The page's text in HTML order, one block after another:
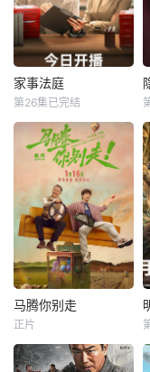
凶，她以婢女之身
周旋于一众嫔妃之
间，更联合太医弟
弟顾玹智斗后宫各
方势力，于九重宫
阙步步为营，与帝
交锋中悄然重续
【嘿叭电影
家事法庭
黄璐
青年法官沈谢秩携
手律师秦睿，与舒
静、胡艾溪、陈向
辉等法律同侪深入
基层工作，为人民
群众解决亲子矛
盾、婚姻困境等纷
繁的社会、家庭问
题；在一桩桩案件
中，秉持法律无情
行初心使命、坚守
家事法庭
第26集已完结
马腾你别走
宋茜
马腾你别走
正片